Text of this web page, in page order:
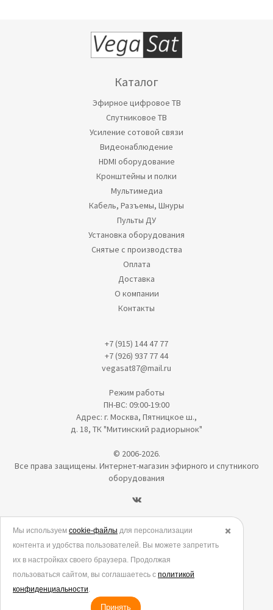
Каталог
Эфирное цифровое ТВ
Спутниковое ТВ
Усиление сотовой связи
Видеонаблюдение
HDMI оборудование
Кронштейны и полки
Мультимедиа
Кабель, Разъемы, Шнуры
Пульты ДУ
Установка оборудования
Снятые с производства
Оплата
Доставка
О компании
Контакты
+7 (915) 144 47 77
+7 (926) 937 77 44
vegasat87@mail.ru
Режим работы
ПН-ВС: 09:00-19:00
Адрес: г. Москва, Пятницкое ш.,
д. 18, ТК "Митинский радиорынок"
© 2006-2026.
Все права защищены. Интернет-магазин эфирного и спутникого
оборудования
Политика в отношении обработки персональных данных
Согласие на обработку персональных данных
Согласие на обработку данных метрическими программами
Политика использования cookies
✖️
Мы используем cookie-файлы для персонализации
контента и удобства пользователей. Вы можете запретить
их в настройках своего браузера. Продолжая
пользоваться сайтом, вы соглашаетесь с политикой
конфиденциальности.
Принять